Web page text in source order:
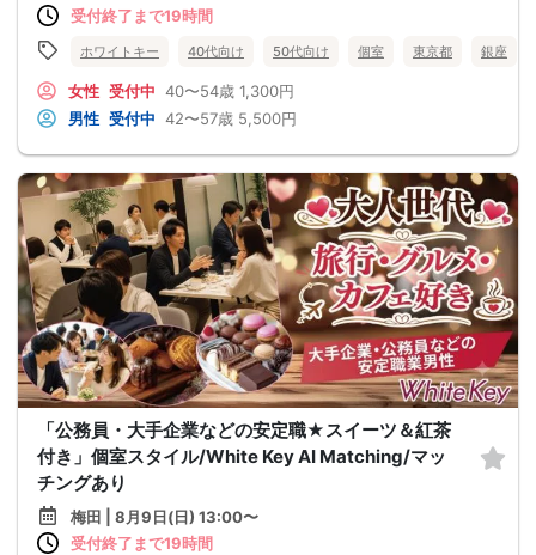
受付終了まで19時間
ホワイトキー 40代向け 50代向け 個室 東京都 銀座
女性 受付中 40〜54歳 1,300円
男性 受付中 42〜57歳 5,500円
「公務員・大手企業などの安定職★スイーツ＆紅茶
付き」個室スタイル/White Key AI Matching/マッ
チングあり
梅田 | 8月9日(日) 13:00〜
受付終了まで19時間